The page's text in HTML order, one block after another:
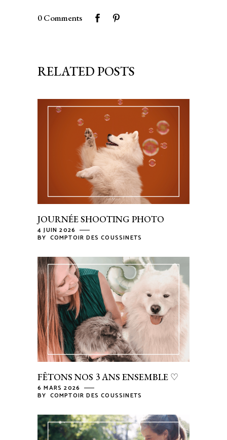
0 Comments
RELATED POSTS
JOURNÉE SHOOTING PHOTO
4 JUIN 2026
BY COMPTOIR DES COUSSINETS
FÊTONS NOS 3 ANS ENSEMBLE ♡
6 MARS 2026
BY COMPTOIR DES COUSSINETS